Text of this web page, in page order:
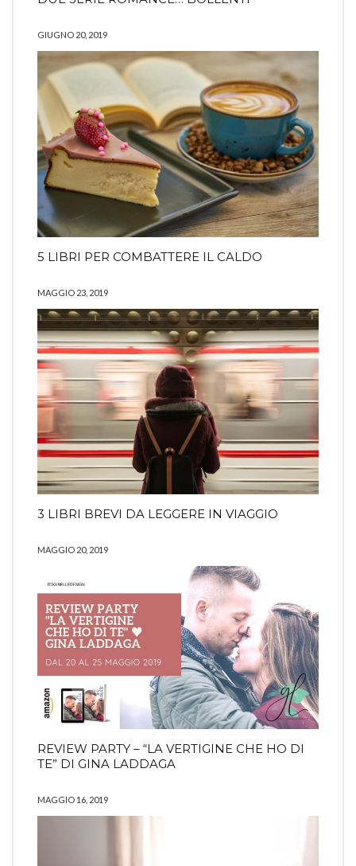
GIUGNO 20, 2019
5 LIBRI PER COMBATTERE IL CALDO
MAGGIO 23, 2019
3 LIBRI BREVI DA LEGGERE IN VIAGGIO
MAGGIO 20, 2019
REVIEW PARTY – “LA VERTIGINE CHE HO DI
TE” DI GINA LADDAGA
MAGGIO 16, 2019